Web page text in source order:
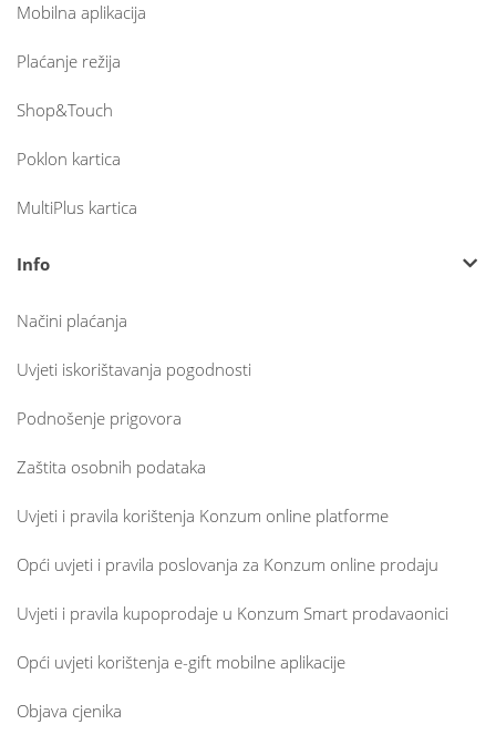
Mobilna aplikacija
Plaćanje režija
Shop&Touch
Poklon kartica
MultiPlus kartica
Info
Načini plaćanja
Uvjeti iskorištavanja pogodnosti
Podnošenje prigovora
Zaštita osobnih podataka
Uvjeti i pravila korištenja Konzum online platforme
Opći uvjeti i pravila poslovanja za Konzum online prodaju
Uvjeti i pravila kupoprodaje u Konzum Smart prodavaonici
Opći uvjeti korištenja e-gift mobilne aplikacije
Objava cjenika